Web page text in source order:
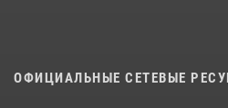
ОФИЦИАЛЬНЫЕ СЕТЕВЫЕ